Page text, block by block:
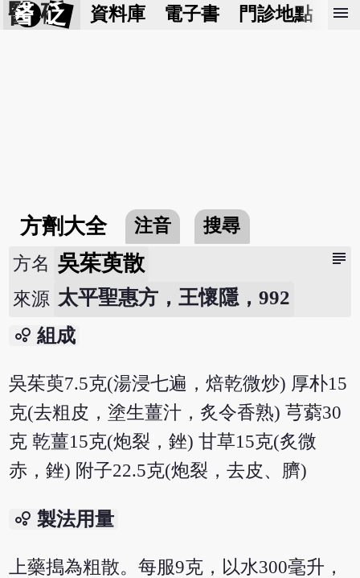
醫 砭 資料庫 電子書 門診地點 預
menu
方劑大全 注音 搜尋
subject
方名 吳茱萸散
來源 太平聖惠方，王懷隱，992
bubble_chart 組成
吳茱萸7.5克(湯浸七遍，焙乾微炒) 厚朴15
克(去粗皮，塗生薑汁，炙令香熟) 芎藭30
克 乾薑15克(炮裂，銼) 甘草15克(炙微
赤，銼) 附子22.5克(炮裂，去皮、臍)
bubble_chart 製法用量
上藥搗為粗散。每服9克，以水300毫升，